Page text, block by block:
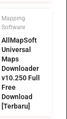
Mapping
Software
AllMapSoft
Universal
Maps
Downloader
v10.250 Full
Free
Download
[Terbaru]